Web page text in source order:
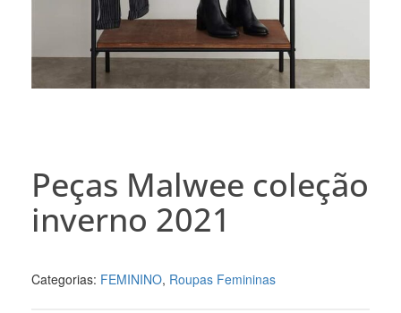
Peças Malwee coleção
inverno 2021
Categorias: FEMININO, Roupas Femininas